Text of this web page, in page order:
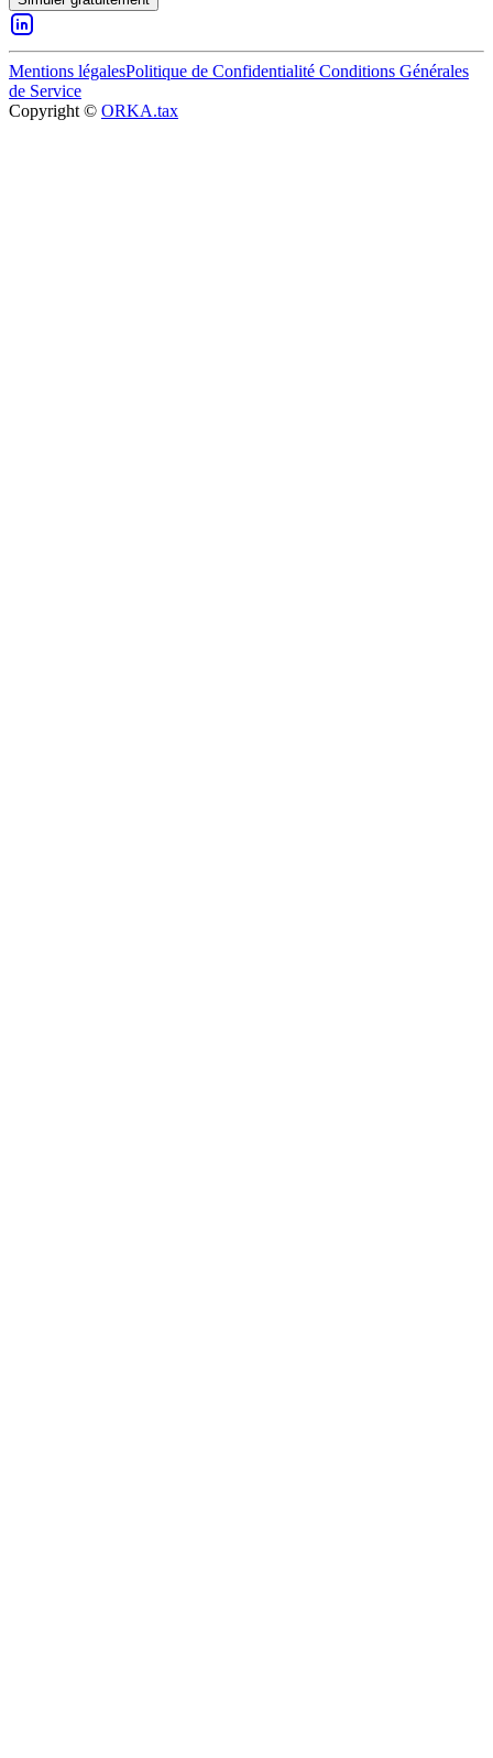
Mentions légalesPolitique de Confidentialité Conditions Générales
de Service
Copyright © ORKA.tax